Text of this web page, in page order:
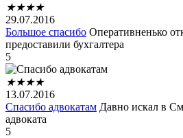
★★★★
29.07.2016
Большое спасибо Оперативненько
предоставили бухгалтера
5
★★★★
13.07.2016
Спасибо адвокатам Давно искал в
адвоката
5